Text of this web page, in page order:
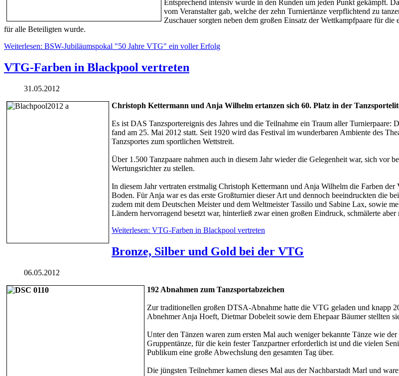
Entsprechend intensiv wurde in den Runden um jeden Punkt gekämpft.
vom Veranstalter gab, welche der zehn Turniertänze verpflichtend zu
Zuschauer sorgten neben dem großen Einsatz der Wettkampfpaare für
für alle Beteiligten wurde.
Weiterlesen: BSW-Jubiläumspokal "50 Jahre VTG" ein voller Erfolg
VTG-Farben in Blackpool vertreten
31.05.2012
Christoph Kettermann und Anja Wilhelm ertanzen sich 60. Platz in der
Es ist DAS Tanzsportereignis des Jahres und die Teilnahme ein Traum aller
fand am 25. Mai 2012 statt. Seit 1920 wird das Festival im wunderbaren Ambiente des
Tanzsportes zum sportlichen Wettstreit.
Über 1.500 Tanzpaare nahmen auch in diesem Jahr wieder die Gelegenheit war, sich vor
Wertungsrichter zu stellen.
In diesem Jahr vertraten erstmalig Christoph Kettermann und Anja Wilhelm die Farben
Boden. Für Anja war es das erste Großturnier dieser Art und dennoch beeindruckten die
zudem mit dem Deutschen Meister und dem Weltmeister Tassilo und Sabine Lax, sowie
Ländern hervorragend besetzt war, hinterließ zwar einen großen Eindruck, schmälerte aber
Weiterlesen: VTG-Farben in Blackpool vertreten
Bronze, Silber und Gold bei der VTG
06.05.2012
192 Abnahmen zum Tanzsportabzeichen
Zur traditionellen großen DTSA-Abnahme hatte die VTG geladen und knapp
Abnehmer Anja Hoeft, Dietmar Dobeleit sowie dem Ehepaar Bäumer stellten
Unter den Tänzen waren zum ersten Mal auch weniger bekannte Tänze wie
Gruppentänze, für die kein fester Tanzpartner erforderlich ist und die vielen
Publikum eine große Abwechslung den gesamten Tag über.
Die jüngsten Teilnehmer kamen dieses Mal aus der Nachbarstadt Marl und